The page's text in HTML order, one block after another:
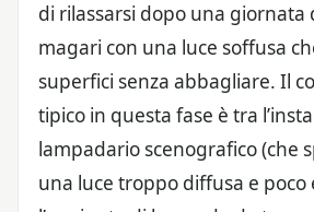
di rilassarsi dopo una giornata
magari con una luce soffusa
superfici senza abbagliare. Il
tipico in questa fase è tra
lampadario scenografico (che
una luce troppo diffusa e poco